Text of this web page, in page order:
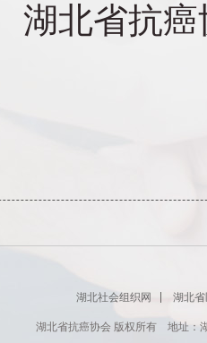
湖北省抗
湖北社会组织网 湖北
湖北省抗癌协会 版权所有 地址：